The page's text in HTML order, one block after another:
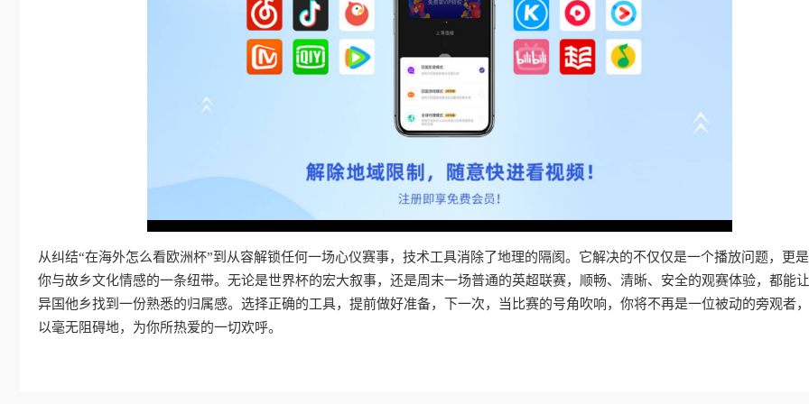
从纠结“在海外怎么看欧洲杯”到从容解锁任何一场心仪赛事，技术工具消除了地理的隔阂。它解决的不仅仅是一个播放问题，更
你与故乡文化情感的一条纽带。无论是世界杯的宏大叙事，还是周末一场普通的英超联赛，顺畅、清晰、安全的观赛体验，都能
异国他乡找到一份熟悉的归属感。选择正确的工具，提前做好准备，下一次，当比赛的号角吹响，你将不再是一位被动的旁观者
以毫无阻碍地，为你所热爱的一切欢呼。